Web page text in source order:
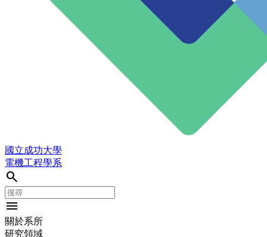
國立成功大學
電機工程學系
search
menu
關於系所
研究領域